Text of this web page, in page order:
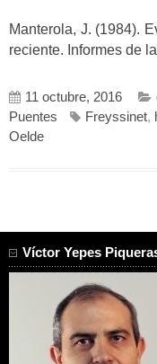
Manterola, J. (1984).
reciente. Informes de
11 octubre, 2016
Puentes
Freyssinet,
Oelde
Víctor Yepes